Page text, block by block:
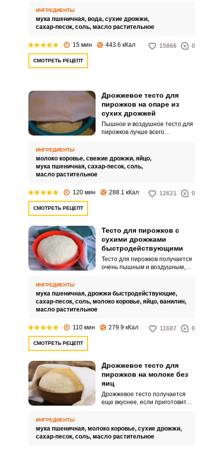
справиться с этим даже
начинающая хозяйка.
ИНГРЕДИЕНТЫ
мука пшеничная, вода, сухие дрожжи,
сахар-песок, соль, масло растительное
15 мин 443.6 кКал 15866 0
СМОТРЕТЬ РЕЦЕПТ
Дрожжевое тесто для
пирожков на опаре из
сухих дрожжей
Пышное и воздушное тесто для
пирожков лучше всего
поднимается и пирожки
получаются просто
ИНГРЕДИЕНТЫ
молоко коровье, свежие дрожжи, яйцо,
мука пшеничная, сахар-песок, соль,
масло растительное
120 мин 288.1 кКал 12621 0
СМОТРЕТЬ РЕЦЕПТ
Тесто для пирожков с
сухими дрожжами
быстродействующими
Тесто для пирожков получается
очень пышным и воздушным,
дрожжи – это простой способ
сделать его качественным.
ИНГРЕДИЕНТЫ
мука пшеничная, дрожжи быстродействующие,
сахар-песок, соль, молоко коровье, яйцо, ванилин,
масло растительное
110 мин 279.9 кКал 11687 0
СМОТРЕТЬ РЕЦЕПТ
Дрожжевое тесто для
пирожков на молоке без
яиц
Дрожжевое тесто получается
еще вкуснее, если приготовить
нежное, оно просто тает во рту!
Настоящее объедение!
ИНГРЕДИЕНТЫ
мука пшеничная, молоко коровье, сухие дрожжи,
сахар-песок, соль, масло растительное
Запомнить меня
Забыли пароль?